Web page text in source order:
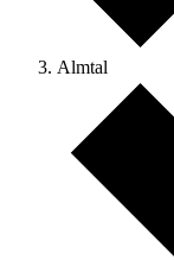
Almtal